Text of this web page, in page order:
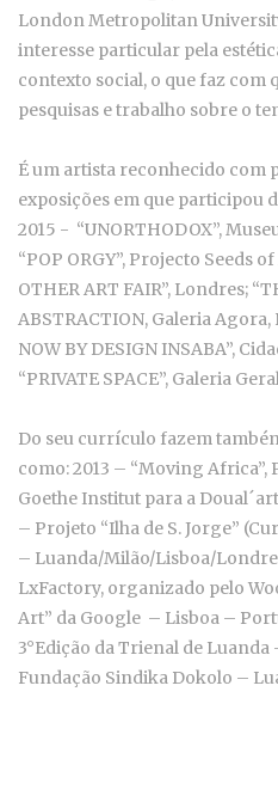
London Metropolitan
interesse particular pela
contexto social, o que faz com
pesquisas e trabalho sobre o
É um artista reconhecido com
exposições em que participou
2015 - “UNORTHODOX”,
“POP ORGY”, Projecto Seeds
OTHER ART FAIR”, Londres;
ABSTRACTION, Galeria Agora,
NOW BY DESIGN INSABA”,
“PRIVATE SPACE”, Galeria
Do seu currículo fazem
como: 2013 – “Moving
Goethe Institut para a
– Projeto “Ilha de S. Jorge”
– Luanda/Milão/Lisboa/
LxFactory, organizado pelo
Art” da Google – Lisboa –
3°Edição da Trienal de
Fundação Sindika Dokolo –